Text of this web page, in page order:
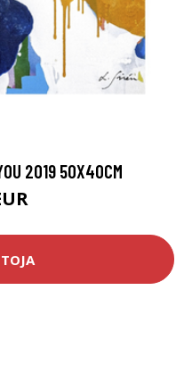
2019 50X40CM